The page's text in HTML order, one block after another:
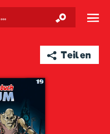
Taschenbuch ☰
➦ Teilen